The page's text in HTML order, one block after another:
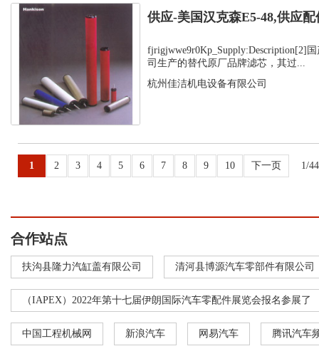
供应-美国汉克森E5-48,供应配
fjrigjwwe9r0Kp_Supply:Description[2]
司生产的替代原厂品牌滤芯，其过...
杭州佳洁机电设备有限公司
1 2 3 4 5 6 7 8 9 10 下一页 1/
合作站点
扶沟县隆力汽缸盖有限公司 清河县博源汽车零部件有限公司
（IAPEX）2022年第十七届伊朗国际汽车零配件展览会报名参展了
中国工程机械网 新浪汽车 网易汽车 腾讯汽车